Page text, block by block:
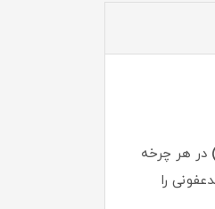
در هر چرخه
را